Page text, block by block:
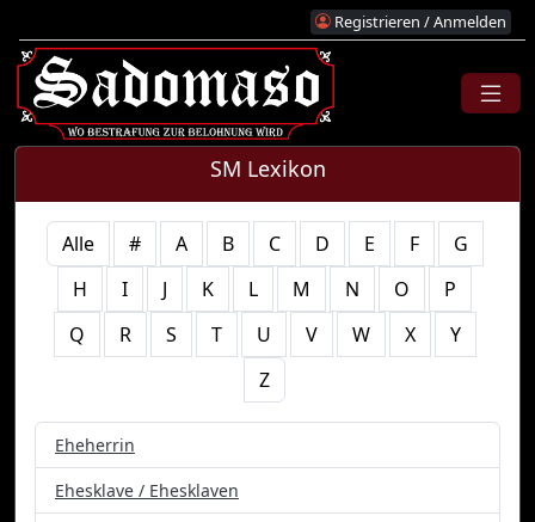
Registrieren / Anmelden
SM Lexikon
Alle # A B C D E F
G
H
I J K L M N O
P
Q
R S T U V W X
Y
Z
Eheherrin
Ehesklave / Ehesklaven